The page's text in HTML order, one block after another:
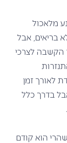
מלאכול
בריאים, אבל
הקשבה לצרכי
לאורך זמן
בדרך כלל
הוא קודם